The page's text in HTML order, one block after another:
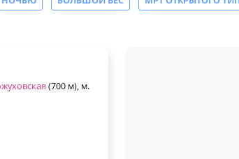
(700 м), м.